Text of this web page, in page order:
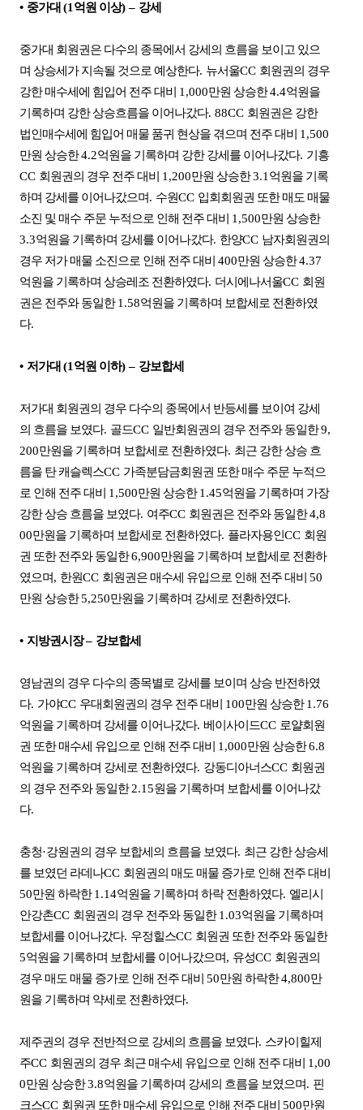
• 중가대 (1 억원 이상)– 강세
중가대 회원권은 다수의 종목에서 강세의 흐름을 보이고 있으
며 상승세가 지속될 것으로 예상한다. 뉴서울CC 회원권의 경우
강한 매수세에 힘입어 전주 대비 1,000만원 상승한4.4억원을
기록하며 강한 상승흐름을 이어나갔다. 88CC 회원권은 강한
법인매수세에 힘입어 매물 품귀 현상을 겪으며 전주 대비 1,500
만원 상승한4.2억원을 기록하며 강한 강세를 이어나갔다. 기흥
CC 회원권의 경우 전주 대비 1,200만원 상승한3.1 억원을 기록
하며 강세를 이어나갔으며. 수원CC 입회회원권 또한 매도 매물
소진 및 매수 주문 누적으로 인해 전주 대비 1,500만원 상승한
3.3억원을 기록하며 강세를 이어나갔다. 한양CC 남자회원권의
경우 저가 매물 소진으로 인해 전주 대비 400만원 상승한4.37
억원을 기록하며 상승레조 전환하였다. 더시에나서울CC 회원
권은 전주와 동일한1.58억원을 기록하며 보합세로 전환하였
다.
• 저가대 (1 억원 이하)– 강보합세
저가대 회원권의 경우 다수의 종목에서 반등세를 보이여 강세
의 흐름을 보였다. 골드CC 일반회원권의 경우 전주와 동일한9,
200만원을 기록하며 보합세로 전환하였다. 최근 강한 상승 흐
름을 탄 캐슬렉스CC 가족분담금회원권 또한 매수 주문 누적으
로 인해 전주 대비 1,500만원 상승한1.45억원을 기록하며 가장
강한 상승 흐름을 보였다. 여주CC 회원권은 전주와 동일한4,8
00만원을 기록하며 보합세로 전환하였다. 플라자용인 CC 회원
권 또한 전주와 동일한6,900만원을 기록하며 보합세로 전환하
였으며, 한원CC 회원권은 매수세 유입으로 인해 전주 대비 50
만원 상승한5,250만원을 기록하며 강세로 전환하였다.
• 지방권시장– 강보합세
영남권의 경우 다수의 종목별로 강세를 보이며 상승 반전하였
다. 가야CC 우대회원권의 경우 전주 대비 100만원 상승한1.76
억원을 기록하며 강세를 이어나갔다. 베이사이드CC 로얄회원
권 또한 매수세 유입으로 인해 전주 대비 1,000만원 상승한6.8
억원을 기록하며 강세로 전환하였다. 강동디아너스CC 회원권
의 경우 전주와 동일한2.15원을 기록하며 보합세를 이어나갔
다.
충청·강원권의 경우 보합세의 흐름을 보였다. 최근 강한 상승세
를 보였던 라데나CC 회원권의 매도 매물 증가로 인해 전주 대비
50만원 하락한1.14억원을 기록하며 하락 전환하였다. 엘리시
안강촌CC 회원권의 경우 전주와 동일한1.03억원을 기록하며
보합세를 이어나갔다. 우정힐스CC 회원권 또한 전주와 동일한
5억원을 기록하며 보합세를 이어나갔으며, 유성CC 회원권의
경우 매도 매물 증가로 인해 전주 대비 50만원 하락한4,800만
원을 기록하며 약세로 전환하였다.
제주권의 경우 전반적으로 강세의 흐름을 보였다. 스카이힐제
주CC 회원권의 경우 최근 매수세 유입으로 인해 전주 대비 1,00
0만원 상승한3.8억원을 기록하며 강세의 흐름을 보였으며. 핀
크스CC 회원권 또한 매수세 유입으로 인해 전주 대비 500만원